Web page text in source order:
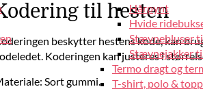
Hårpynt
Hvide
Stævnebluser
Stævnejakker
Termo dragt og
T-shirt, polo &
til hesten
beskytter hestens kode, kan
Koderingen kan justeres i
Sort gummi.